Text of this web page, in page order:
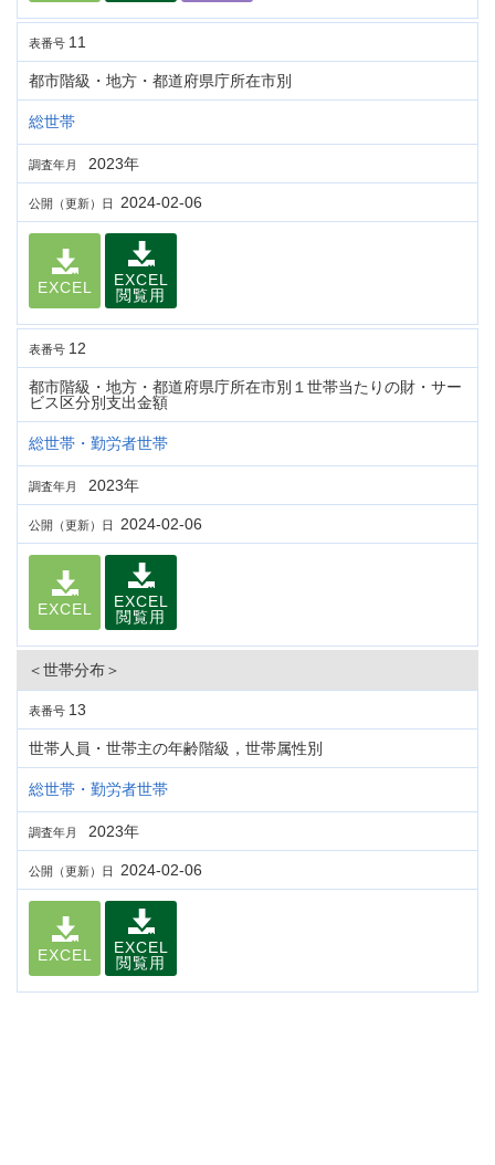
表番号 11
都市階級・地方・都道府県庁所在市別
総世帯
調査年月 2023年
公開（更新）日 2024-02-06
EXCEL
EXCEL
閲覧用
表番号 12
都市階級・地方・都道府県庁所在市別１世帯当たりの財・サー
ビス区分別支出金額
総世帯・勤労者世帯
調査年月 2023年
公開（更新）日 2024-02-06
EXCEL
EXCEL
閲覧用
＜世帯分布＞
表番号 13
世帯人員・世帯主の年齢階級，世帯属性別
総世帯・勤労者世帯
調査年月 2023年
公開（更新）日 2024-02-06
EXCEL
EXCEL
閲覧用